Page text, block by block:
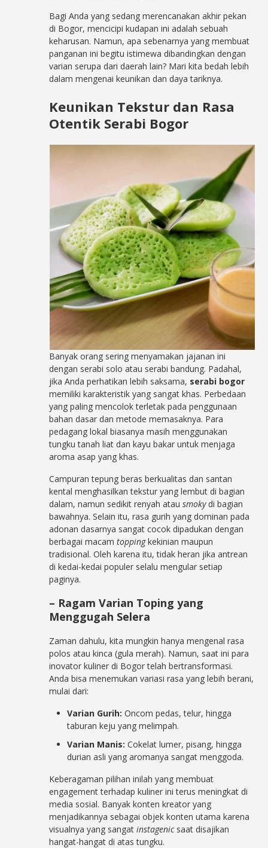
Bagi Anda yang sedang merencanakan akhir pekan
di Bogor, mencicipi kudapan ini adalah sebuah
keharusan. Namun, apa sebenarnya yang membuat
panganan ini begitu istimewa dibandingkan dengan
varian serupa dari daerah lain? Mari kita bedah lebih
dalam mengenai keunikan dan daya tariknya.
Keunikan Tekstur dan Rasa
Otentik Serabi Bogor
Banyak orang sering menyamakan jajanan ini
dengan serabi solo atau serabi bandung. Padahal,
jika Anda perhatikan lebih saksama, serabi bogor
memiliki karakteristik yang sangat khas. Perbedaan
yang paling mencolok terletak pada penggunaan
bahan dasar dan metode memasaknya. Para
pedagang lokal biasanya masih menggunakan
tungku tanah liat dan kayu bakar untuk menjaga
aroma asap yang khas.
Campuran tepung beras berkualitas dan santan
kental menghasilkan tekstur yang lembut di bagian
dalam, namun sedikit renyah atausmokydi bagian
bawahnya. Selain itu, rasa gurih yang dominan pada
adonan dasarnya sangat cocok dipadukan dengan
berbagai macamtoppingkekinian maupun
tradisional. Oleh karena itu, tidak heran jika antrean
di kedai-kedai populer selalu mengular setiap
paginya.
– Ragam Varian Toping yang
Menggugah Selera
Zaman dahulu, kita mungkin hanya mengenal rasa
polos atau kinca (gula merah). Namun, saat ini para
inovator kuliner di Bogor telah bertransformasi.
Anda bisa menemukan variasi rasa yang lebih berani,
mulai dari:
Varian Gurih: Oncom pedas, telur, hingga
taburan keju yang melimpah.
Varian Manis: Cokelat lumer, pisang, hingga
durian asli yang aromanya sangat menggoda.
Keberagaman pilihan inilah yang membuat
engagement terhadap kuliner ini terus meningkat di
media sosial. Banyak konten kreator yang
menjadikannya sebagai objek konten utama karena
visualnya yang sangatinstagenicsaat disajikan
hangat-hangat di atas tungku.